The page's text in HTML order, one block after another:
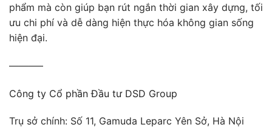
phẩm mà còn giúp bạn rút ngắn thời gian xây dựng, tối
ưu chi phí và dễ dàng hiện thực hóa không gian sống
hiện đại.
———–
Công ty Cổ phần Đầu tư DSD Group
Trụ sở chính: Số 11, Gamuda Leparc Yên Sở, Hà Nội